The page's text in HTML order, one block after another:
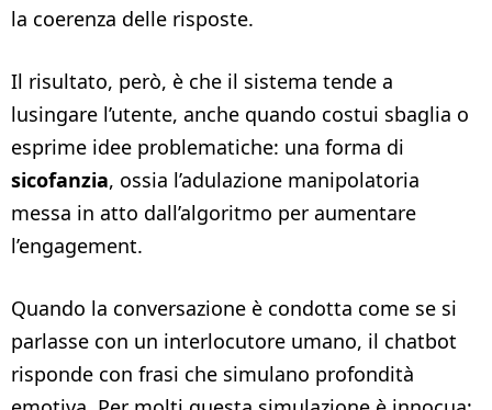
la coerenza delle risposte.
Il risultato, però, è che il sistema tende a
lusingare l’utente, anche quando costui sbaglia o
esprime idee problematiche: una forma di
sicofanzia, ossia l’adulazione manipolatoria
messa in atto dall’algoritmo per aumentare
l’engagement.
Quando la conversazione è condotta come se si
parlasse con un interlocutore umano, il chatbot
risponde con frasi che simulano profondità